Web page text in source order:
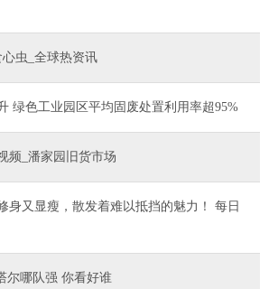
虫_全球热资讯
绿色工业园区平均固废处置利用率超95%
频_潘家园旧货市场
身又显瘦，散发着难以抵挡的魅力！ 每日
尔哪队强 你看好谁